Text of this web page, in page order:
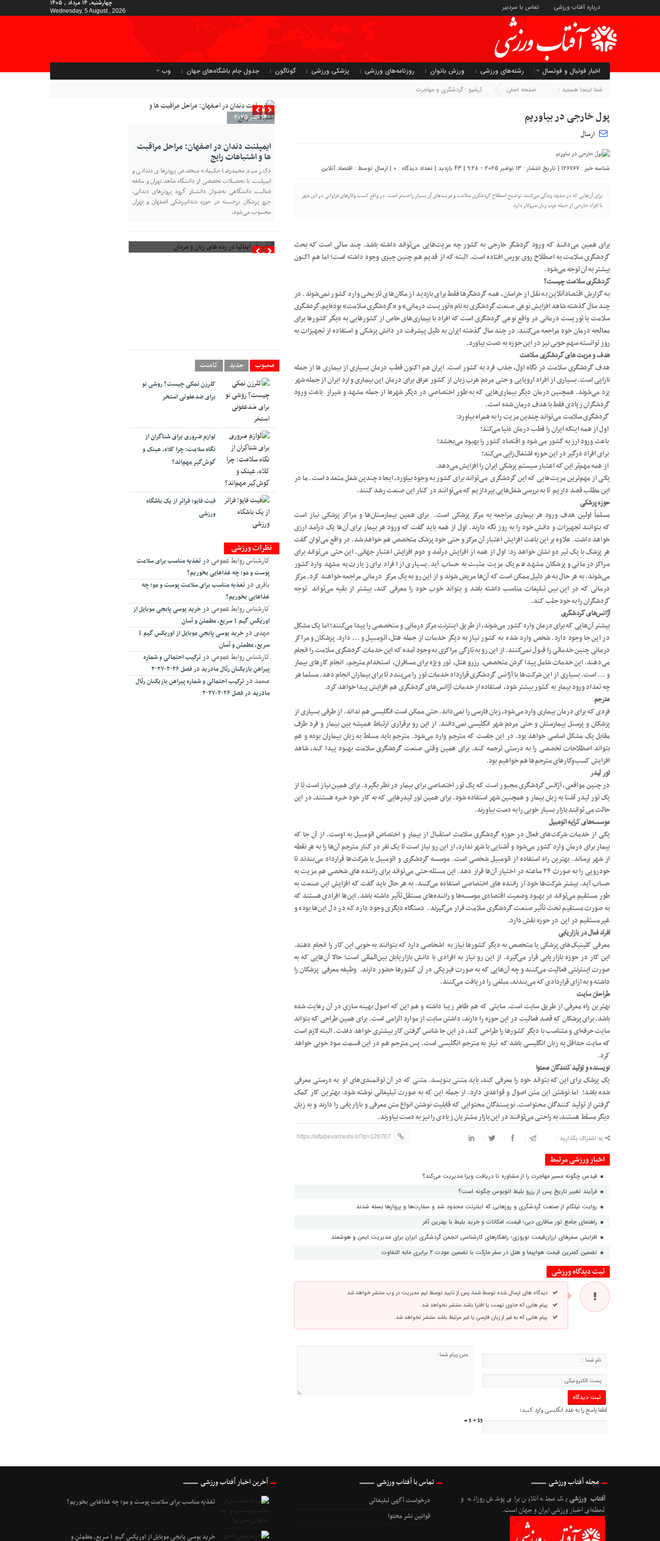
درباره آفتاب ورزشی تماس با سردبیر چهارشنبه, ۱۴ مرداد , ۱۴۰۵
Wednesday, 5 August , 2026
اخبار فوتبال و فوتسال رشته‌های ورزشی ورزش بانوان روزنامه‌های ورزشی پزشکی ورزشی گوناگون جدول جام باشگاه‌های جهان وب
شما اینجا هستید : صفحه اصلی آرشیو : گردشگری و مهاجرت
پول خارجی در بیاوریم
ارسال
شناسه خبر : 126767 | تاریخ انتشار : 13 نوامبر 2025 - 9:28 | 43 بازدید | تعداد دیدگاه : 0 | ارسال توسط : اقتصاد آنلاین
برای آن‌هایی که در مشهد زندگی می‌کنند، توضیح اصطلاح گردشگری سلامت و مزیت‌های آن بسیار راحت‌تر است. در واقع کسب‌ وکارهای فراوانی در این شهر
با افراد خارجی از جمله عرب زبان سروکار دارد.
برای همین می‌دانند که ورود گردشگر خارجی به کشور چه مزیت‌هایی می‌تواند داشته باشد. چند سالی است که بحث
گردشگری سلامت به اصطلاح روی بورس افتاده است. البته که از قدیم هم ‌چنین چیزی وجود داشته است؛ اما هم اکنون
بیشتر به آن توجه می‌شود.
گردشگری سلامت چیست؟
به گزارش اقتصادآنلاین به نقل از خراسان، همه گردشگرها فقط برای بازدید از مکان‌های تاریخی وارد کشور نمی‌شوند. در
چند سال گذشته شاهد افزایش نوعی صنعت گردشگری به نام «توریست درمانی» و «گردشگری سلامت» بوده‌ایم.گردشگری
سلامت یا توریست درمانی در واقع نوعی گردشگری است که افراد با بیماری‌های خاص از کشورهایی به دیگر کشورها برای
معالجه درمان خود مراجعه می‌کنند. در چند سال گذشته ایران به دلیل پیشرفت در دانش پزشکی و استفاده از تجهیزات به
روز توانسته سهم خوبی نیز در این حوزه به دست بیاورد.
هدف و مزیت‌ های گردشگری سلامت
هدف گردشگری سلامت در نگاه اول، جذب فرد به کشور است. ایران هم اکنون قطب درمان بسیاری از بیماری‌ ها از جمله
نازایی است. بسیاری از افراد اروپایی و حتی مردم عرب زبان از کشور عراق برای درمان این بیماری وارد ایران از جمله شهر
یزد می‌شوند. همچنین درمان دیگر بیماری‌هایی که به طور اختصاصی در دیگر شهرها از جمله مشهد و شیراز باعث ورود
گردشگران زیادی فقط با هدف درمان شده است.
گردشگری سلامت می‌تواند چندین مزیت را به همراه بیاورد:
اول از همه اینکه ایران را قطب درمان دنیا می‌کند؛
باعث ورود ارز به کشور می شود و اقتصاد کشور را بهبود می‌بخشد؛
برای افراد درگیر در این حوزه اشتغال‌زایی می‌کند؛
از همه مهم‌تر این که اعتبار سیستم پزشکی ایران را افزایش می‌دهد.
یکی از مهم‌ترین مزیت‌هایی که این گردشگری می‌تواند برای کشور به وجود بیاورد، ایجاد چندین شغل متعدد است. ما در
این مطلب قصد داریم تا به بررسی شغل‌هایی بپردازیم که می‌توانند در کنار این صنعت رشد کنند.
حوزه پزشکی
مسلماً اولین هدف ورود هر بیماری مراجعه به مرکز پزشکی است. برای همین بیمارستان‌ها و مراکز پزشکی نیاز است
که بتوانند تجهیزات و دانش خود را به روز نگه دارند. اول از همه باید گفت که ورود هر بیمار برای آن‌ها یک درآمد ارزی
خواهد داشت. علاوه بر این باعث افزایش اعتبار آن مرکز و حتی خود پزشک متخصص هم خواهد شد. در واقع می‌توان گفت
هر پزشک با یک تیر دو نشان خواهد زد: اول از همه از افزایش درآمد و دوم افزایش اعتبار جهانی. این حتی می‌تواند برای
مراکز درمانی و پزشکان مشهد هم یک مزیت مثبت به حساب ‌آید. بسیاری از افراد برای زیارت به مشهد وارد کشور
می‌شوند. به هر حال به هر دلیل ممکن است که آن‌ها مریض شوند و از این رو به یک مرکز درمانی مراجعه خواهند کرد. مرکز
درمانی که در این بین تبلیغات مناسب داشته باشد و بتواند خوب خود را معرفی کند، بیشتر از بقیه می‌تواند توجه
گردشگران را به خود جلب کند.
آژانس‌های گردشگری
بیشتر آن‌هایی که برای درمان وارد کشور می‌شوند، از طریق اینترنت مرکز درمانی و متخصصی را پیدا می‌کنند؛ اما یک مشکل
در این جا وجود دارد. شخص وارد شده به کشور نیاز به دیگر خدمات از جمله هتل، اتومبیل و … دارد. پزشکان و مراکز
درمانی چنین خدماتی را قبول نمی‌کنند. از این رو به تازگی مراکزی به وجود آمده که این خدمات گردشگری سلامت را انجام
می‌دهند. این خدمات شامل پیدا کردن متخصص، رزرو هتل، تور ویژه برای مسافران، استخدام مترجم، انجام کارهای بیمار
و … است. بسیاری از این شرکت‌ها با آژانس گردشگری قرارداد خدمات تور را می‌بندد تا برای بیماران انجام دهد. مسلما هر
چه تعداد ورود بیمار به کشور بیشتر شود، استفاده از خدمات آژانس‌های گردشگری هم افزایش پیدا خواهد کرد.
مترجم
فردی که برای درمان بیماری وارد می‌شود، زبان فارسی را نمی‌داند. حتی ممکن است انگلیسی هم نداند. از طرفی بسیاری از
پزشکان و پرسنل بیمارستان و حتی مردم شهر انگلیسی نمی‌دانند. از این رو برقراری ارتباط همیشه بین بیمار و فرد طرف
مقابل یک مشکل اساسی خواهد بود. در این جاست که مترجم وارد می‌شود. مترجم باید مسلط به زبان بیماران بوده و هم
بتواند اصطلاحات تخصصی را به درستی ترجمه کند. برای همین وقتی صنعت گردشگری سلامت بهبود پیدا کند، شاهد
افزایش کسب‌وکارهای مترجم‌ها هم خواهیم بود.
تور لیدر
در چنین مواقعی، آژانس گردشگری مجبور است که یک تور اختصاصی برای بیمار در نظر بگیرد. برای همین نیاز است تا از
یک تور لیدر آشنا به زبان بیمار و همچنین شهر استفاده شود. برای همین تور لیدرهایی که به کار خود خبره هستند، در این
حالت می ‌توانند بازار بسیار خوبی را به دست بیاورند.
موسسه‌های کرایه اتومبیل
یکی از خدمات شرکت‌های فعال در حوزه گردشگری سلامت استقبال از بیمار و اختصاص اتومبیل به اوست. از آن جا که
بیمار برای درمان وارد کشور می‌شود و آشنایی با شهر ندارد، از این رو نیاز است تا یک نفر در کنار مترجم آن‌ها را به هر نقطه
از شهر برساند. بهترین راه استفاده از اتومبیل شخصی است. موسسه گردشگری و اتومبیل با شرکت‌ها قرارداد می‌بندند تا
خودرویی را به صورت ۲۴ ساعته در اختیار آن‌ها قرار دهد. این مسئله حتی می‌تواند برای راننده ‌های شخصی هم مزیت به
حساب ‌آید. بیشتر شرکت‌ها خود از راننده‌ های اختصاصی استفاده می‌کنند. به هر حال باید گفت که افزایش این صنعت به
طور مستقیم می‌تواند در بهبود وضعیت اقتصادی موسسه‌ها و راننده‌های مستقل تأثیر داشته باشد. این‌ها افرادی هستند که
به صورت مستقیم تحت تأثیر صنعت گردشگری سلامت قرار می‌گیرند. دستگاه دیگری وجود دارد که در دل این‌ها بوده و
غیرمستقیم در این در حوزه نقش دارد.
افراد فعال در بازاریابی
معرفی کلینیک‌های پزشکی یا متخصص به دیگر کشورها نیاز به اشخاصی دارد که بتوانند به خوبی این کار را انجام دهند.
این کار در حوزه بازاریابی قرار می‌گیرد. از این رو نیاز به افرادی با دانش بازاریابان بین‌المللی است؛ حالا آن‌هایی که به
صورت اینترنتی فعالیت می‌کنند و چه آن‌هایی که به صورت فیزیکی در آن کشورها حضور دارند. وظیفه معرفی پزشکان را
داشته و به ازای قراردادی که می‌بندند، مبلغی را دریافت می‌کنند.
طراحان سایت
بهترین راه معرفی از طریق سایت است. سایتی که هم ظاهر زیبا داشته و هم این که اصول بهینه سازی در آن رعایت شده
باشد. برای پزشکان که قصد فعالیت در این حوزه را دارند، داشتن سایت از موارد الزامی است. برای همین طراحی که بتواند
سایت حرفه‌ای و متناسب با دیگر کشورها را طراحی کند، در این جا شانس گرفتن کار بیشتری خواهد داشت. البته لازم است
که سایت حداقل به زبان انگلیسی باشد که نیاز به مترجم انگلیسی است. پس مترجم هم در این قسمت سود خوبی خواهد
کرد.
نویسنده و تولید کنندگان محتوا
یک پزشک برای این که بتواند خود را معرفی کند، باید متنی بنویسد. متنی که در آن توانمندی‌های او به درستی معرفی
شده باشد؛ اما نوشتن این متن اصول و قواعدی دارد. از جمله این که به صورت تبلیغاتی نوشته شود. بهترین کار کمک
گرفتن از تولید کنندگان محتواست. نویسندگان محتوایی که قابلیت نوشتن انواع متن معرفی و بازاریابی را دارند و به زبان
دیگر مسلط هستند، به راحتی می‌توانند در این بازار مشتریان زیادی را نیز به دست بیاورند.
به اشتراک بگذارید : https://aftabevarzeshi.ir/?p=126767
اخبار ورزشی مرتبط
فیدس چگونه مسیر مهاجرت را از مشاوره تا دریافت ویزا مدیریت می‌کند؟
فرآیند تغییر تاریخ پس از رزرو بلیط اتوبوس چگونه است؟
روایت نیلگام از صنعت گردشگری و روزهایی که اینترنت محدود شد و سفارت‌ها و پروازها بسته شدند
راهنمای جامع تور سافاری دبی؛ قیمت، امکانات و خرید بلیط با بهترین آفر
افزایش سفرهای ارزان‌قیمت نوروزی؛ راهکارهای کارشناسی انجمن گردشگری ایران برای مدیریت ایمن و هوشمند
تضمین کمترین قیمت هواپیما و هتل در سفر مارکت با تضمین عودت ۲ برابری مابه التفاوت
ثبت دیدگاه ورزشی
دیدگاه های ارسال شده توسط شما، پس از تایید توسط تیم مدیریت در وب منتشر خواهد شد.
پیام هایی که حاوی تهمت یا افترا باشد منتشر نخواهد شد.
پیام هایی که به غیر از زبان فارسی یا غیر مرتبط باشد منتشر نخواهد شد.
لطفا پاسخ را به عدد انگلیسی وارد کنید:
13 + 3 =
14 اکتبر 2025
ایمپلنت دندان در اصفهان: مراحل مراقبت
ها و اشتباهات رایج
دکتر سید محمدرضا حکیمانه متخصص پروتزهای دندانی و
ایمپلنت، با تحصیلات تخصصی از دانشگاه شاهد تهران و سابقه
فعالیت دانشگاهی به‌عنوان دانشیار گروه پروتزهای دندانی،
جزو پزشکان برجسته در حوزه دندانپزشکی اصفهان و تهران
محسوب می‌شود.
محبوب جدید کامنت
کلرزن نمکی چیست؟ روشی نو
برای ضدعفونی استخر
لوازم ضروری برای شناگران از
نگاه سلامت: چرا کلاه، عینک و
گوش‌گیر مهم‌اند؟
فیت ‌فایو؛ فراتر از یک باشگاه
ورزشی
نظرات ورزشی
کارشناس روابط عمومیدرتغذیه مناسب برای سلامت
پوست و مو؛ چه غذاهایی بخوریم؟
باقریدرتغذیه مناسب برای سلامت پوست و مو؛ چه
غذاهایی بخوریم؟
کارشناس روابط عمومیدرخرید یوسی پابجی موبایل از
اوریکس گیم | سریع، مطمئن و آسان
مهدیدرخرید یوسی پابجی موبایل از اوریکس گیم |
سریع، مطمئن و آسان
کارشناس روابط عمومیدرترکیب احتمالی و شماره
پیراهن بازیکنان رئال مادرید در فصل ۲۰۲۶-۲۰۲۷
محمد درترکیب احتمالی و شماره پیراهن بازیکنان رئال
مادرید در فصل ۲۰۲۶-۲۰۲۷
مجله آفتاب ورزشی
آفتاب ورزشییک مجله آنلاین برای پوشش روزانه و
لحظه‌ای اخبار ورزشی ایران و جهان است.
تماس با آفتاب ورزشی
درخواست آگهی تبلیغاتی
قوانین نشر محتوا
آخرین اخبار آفتاب ورزشی
تغذیه مناسب برای سلامت پوست و مو؛ چه غذاهایی بخوریم؟
خرید یوسی پابجی موبایل از اوریکس گیم | سریع، مطمئن و